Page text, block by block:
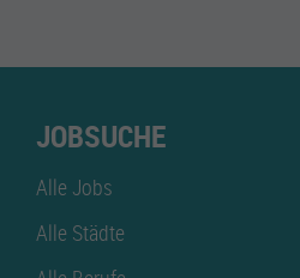
JOBSUCHE
Alle Jobs
Alle Städte